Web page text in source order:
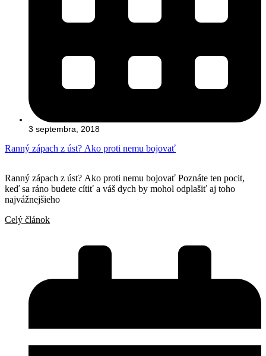
3 septembra, 2018
Ranný zápach z úst? Ako proti nemu bojovať
Ranný zápach z úst? Ako proti nemu bojovať Poznáte ten pocit,
keď sa ráno budete cítiť a váš dych by mohol odplašiť aj toho
najvážnejšieho
Celý článok